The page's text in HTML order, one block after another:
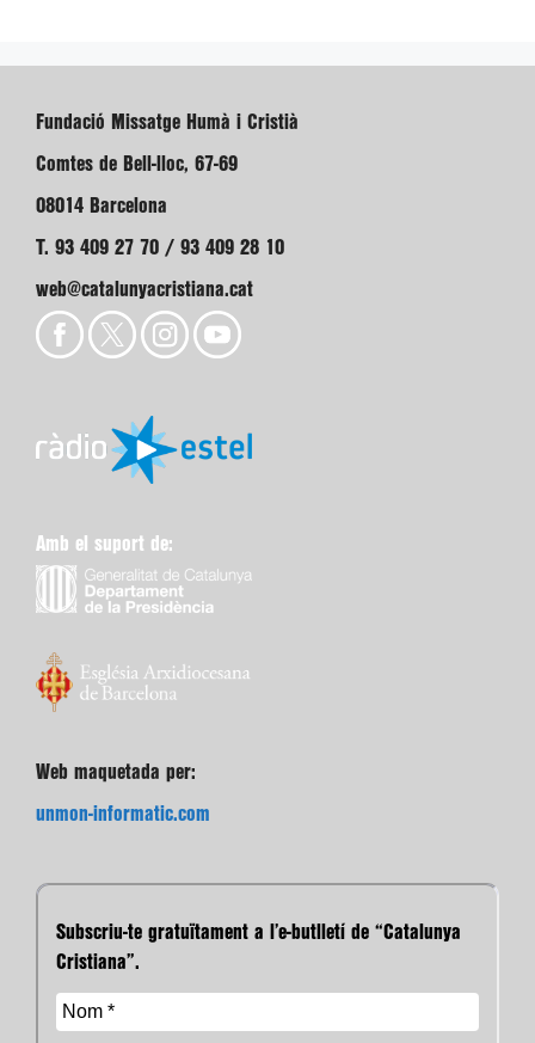
Fundació Missatge Humà i Cristià
Comtes de Bell-lloc, 67-69
08014 Barcelona
T. 93 409 27 70 / 93 409 28 10
web@catalunyacristiana.cat
Amb el suport de:
Web maquetada per:
unmon-informatic.com
Subscriu-te gratuïtament a l’e-butlletí de “Catalunya
Cristiana”.